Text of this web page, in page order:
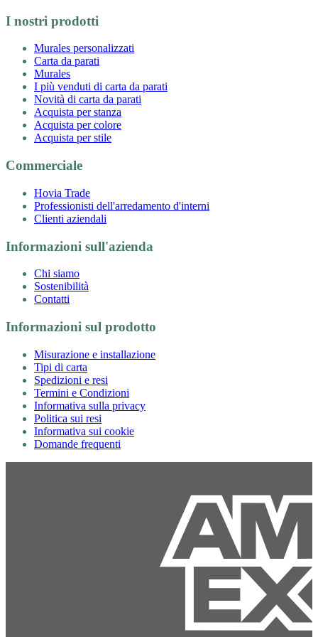
I nostri prodotti
Murales personalizzati
Carta da parati
Murales
I più venduti di carta da parati
Novità di carta da parati
Acquista per stanza
Acquista per colore
Acquista per stile
Commerciale
Hovia Trade
Professionisti dell'arredamento d'interni
Clienti aziendali
Informazioni sull'azienda
Chi siamo
Sostenibilità
Contatti
Informazioni sul prodotto
Misurazione e installazione
Tipi di carta
Spedizioni e resi
Termini e Condizioni
Informativa sulla privacy
Politica sui resi
Informativa sui cookie
Domande frequenti